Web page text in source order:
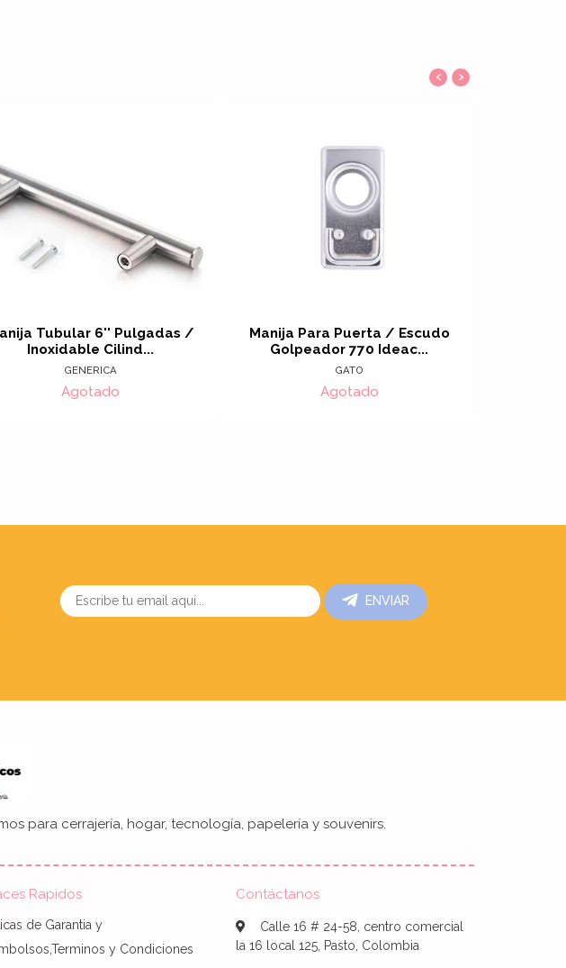
Tubular 6'' Pulgadas /
Inoxidable Cilind...
GENERICA
Agotado
Manija Para Puerta / Escudo
Golpeador 770 Ideac...
GATO
Agotado
‹ ›
ENVIAR
para cerrajería, hogar, tecnología, papelería y souvenirs.
Rapidos
de Garantia y
y Condiciones
Contáctanos
Calle 16 # 24-58, centro comercial
la 16 local 125, Pasto, Colombia